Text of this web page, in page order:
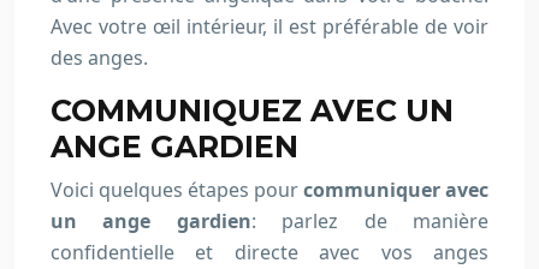
Avec votre œil intérieur, il est préférable de voir
des anges.
COMMUNIQUEZ AVEC UN
ANGE GARDIEN
Voici quelques étapes pourcommuniquer avec
un ange gardien: parlez de manière
confidentielle et directe avec vos anges